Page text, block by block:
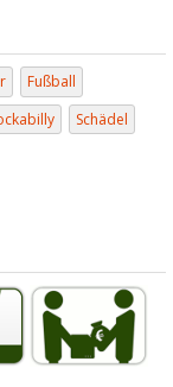
Fußball
Schädel